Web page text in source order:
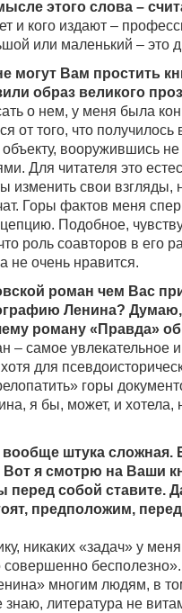
этого слова –
и кого издают –
или маленький – это
могут Вам простить
образ великого
о нем, у меня была
от того, что получилось
вооружившись
Для читателя это
изменить свои взгляды,
Горы фактов меня
Подобное,
роль соавторов в его
не очень нравится.
роман чем Вас
Ленина?
роману «Правда»
– самое увлекательное
для
горы
я бы, может, и хотела,
штука сложная.
я смотрю на Ваши
перед собой ставите.
предположим,
никаких «задач» у
совершенно
многим людям, в
литература не